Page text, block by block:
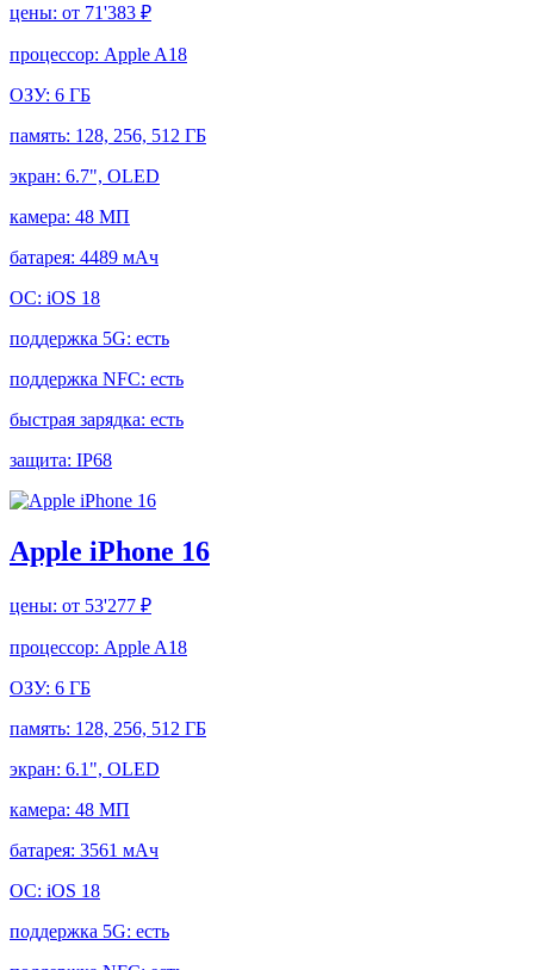
цены: от 71'383 ₽
процессор: Apple A18
ОЗУ: 6 ГБ
память: 128, 256, 512 ГБ
экран: 6.7", OLED
камера: 48 МП
батарея: 4489 мАч
ОС: iOS 18
поддержка 5G: есть
поддержка NFC: есть
быстрая зарядка: есть
защита: IP68
Apple iPhone 16
цены: от 53'277 ₽
процессор: Apple A18
ОЗУ: 6 ГБ
память: 128, 256, 512 ГБ
экран: 6.1", OLED
камера: 48 МП
батарея: 3561 мАч
ОС: iOS 18
поддержка 5G: есть